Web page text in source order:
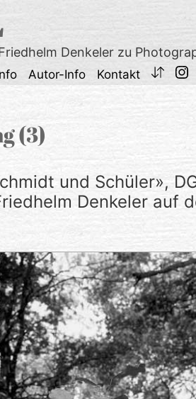
Denkeler zu
Autor-Info Kontakt
(3)
und Schüler»,
Denkeler auf